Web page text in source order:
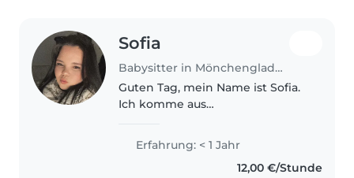
Sofia
Babysitter in Mönchengladbach
Guten Tag, mein Name ist Sofia.
Ich komme aus
Schulabschluss erfolgreich
abgeschlossen. Anschließend
Erfahrung: < 1 Jahr
12,00 €/Stunde